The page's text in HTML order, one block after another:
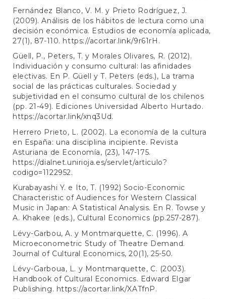
Fernández Blanco, V. M. y Prieto Rodríguez, J.
(2009). Análisis de los hábitos de lectura como una
decisión económica. Estudios de economía aplicada,
27(1), 87-110. https://acortar.link/9r61rH .
Güell, P., Peters, T. y Morales Olivares, R. (2012).
Individuación y consumo cultural: las afinidades
electivas. En P. Güell y T. Peters (eds.), La trama
social de las prácticas culturales. Sociedad y
subjetividad en el consumo cultural de los chilenos
(pp. 21-49). Ediciones Universidad Alberto Hurtado.
https://acortar.link/xnq3Ud.
Herrero Prieto, L. (2002). La economía de la cultura
en España: una disciplina incipiente. Revista
Asturiana de Economía, (23), 147-175.
https://dialnet.unirioja.es/servlet/articulo?
codigo=1122952.
Kurabayashi Y. e Ito, T. (1992) Socio-Economic
Characteristic of Audiences for Western Classical
Music in Japan: A Statistical Analysis. En R. Towse y
A. Khakee (eds.), Cultural Economics (pp.257-287).
Lévy-Garbou, A. y Montmarquette, C. (1996). A
Microeconometric Study of Theatre Demand.
Journal of Cultural Economics, 20(1), 25-50.
Lévy-Garboua, L. y Montmarquette, C. (2003).
Handbook of Cultural Economics. Edward Elgar
Publishing. https://acortar.link/XATfnP.